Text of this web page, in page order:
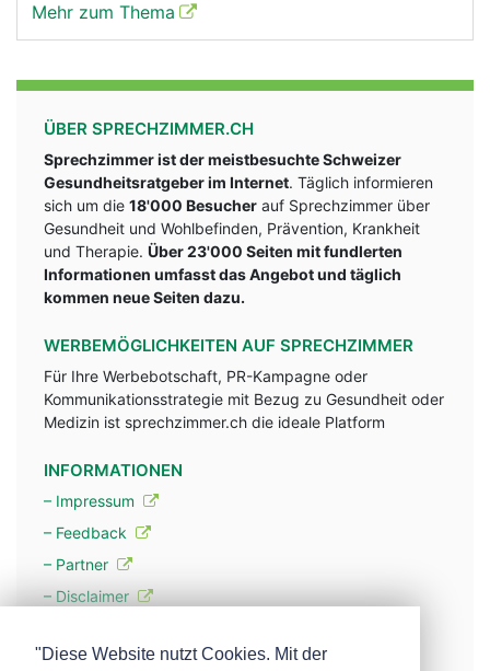
Mehr zum Thema
ÜBER SPRECHZIMMER.CH
Sprechzimmer ist der meistbesuchte Schweizer
Gesundheitsratgeber im Internet. Täglich informieren
sich um die 18'000 Besucher auf Sprechzimmer über
Gesundheit und Wohlbefinden, Prävention, Krankheit
und Therapie. Über 23'000 Seiten mit fundlerten
Informationen umfasst das Angebot und täglich
kommen neue Seiten dazu.
WERBEMÖGLICHKEITEN AUF SPRECHZIMMER
Für Ihre Werbebotschaft, PR-Kampagne oder
Kommunikationsstrategie mit Bezug zu Gesundheit oder
Medizin ist sprechzimmer.ch die ideale Platform
INFORMATIONEN
– Impressum
– Feedback
– Partner
– Disclaimer
"Diese Website nutzt Cookies. Mit der